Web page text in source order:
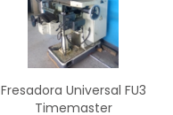
Fresadora Universal FU3
Timemaster